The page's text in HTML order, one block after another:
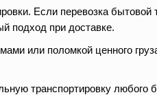
Если перевозка бытовой
подход при доставке.
или поломкой ценного
транспортировку любого